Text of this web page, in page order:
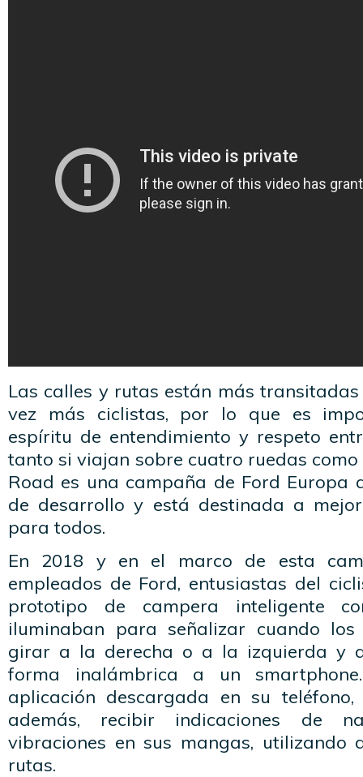
Las calles y rutas están más
vez más ciclistas, por lo que es
espíritu de entendimiento y respeto
tanto si viajan sobre cuatro ruedas como
Road es una campaña de Ford Europa
de desarrollo y está destinada a
para todos.
En 2018 y en el marco de esta
empleados de Ford, entusiastas del
prototipo de campera inteligente
iluminaban para señalizar cuando los
girar a la derecha o a la izquierda y
forma inalámbrica a un
aplicación descargada en su
además, recibir indicaciones de
vibraciones en sus mangas, utilizando
rutas.